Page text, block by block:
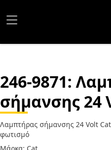
246-9871:
σήμανσης 24
Λαμπτήρας σήμανσης 24 Volt
φωτισμό